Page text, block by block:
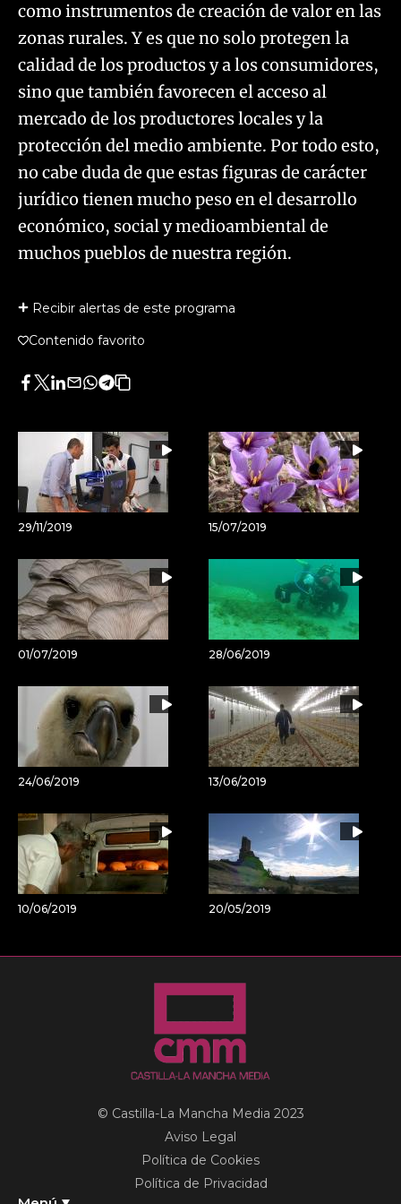
como instrumentos de creación de valor en las
zonas rurales. Y es que no solo protegen la
calidad de los productos y a los consumidores,
sino que también favorecen el acceso al
mercado de los productores locales y la
protección del medio ambiente. Por todo esto,
no cabe duda de que estas figuras de carácter
jurídico tienen mucho peso en el desarrollo
económico, social y medioambiental de
muchos pueblos de nuestra región.
Recibir alertas de este programa
Contenido favorito
Facebook
Twitter
LinkedIn
Enviar
Whatsapp
Telegram
Copiar
artículo
29/11/2019 15/07/2019
01/07/2019 28/06/2019
24/06/2019 13/06/2019
10/06/2019 20/05/2019
© Castilla-La Mancha Media 2023
Aviso Legal
Política de Cookies
Política de Privacidad